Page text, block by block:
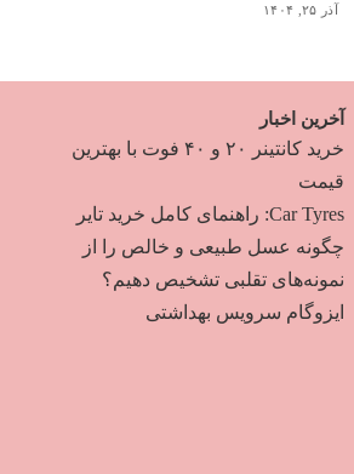
آذر ۲۵, ۱۴۰۴
آخرین اخبار
خرید کانتینر ۲۰ و ۴۰ فوت با بهترین
قیمت
Car Tyres: راهنمای کامل خرید تایر
چگونه عسل طبیعی و خالص را از
نمونه‌های تقلبی تشخیص دهیم؟
ایزوگام سرویس بهداشتی